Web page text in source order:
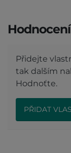
Přidejte
tak dalším
Hodnoťte.
PŘIDAT